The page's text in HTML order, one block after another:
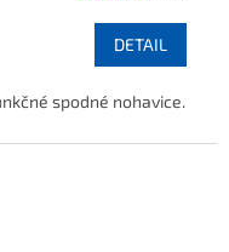
DETAIL
spodné nohavice.